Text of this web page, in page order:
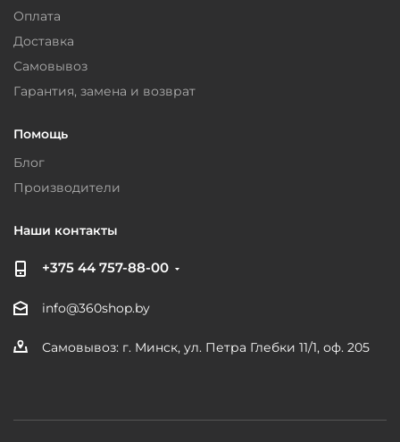
Оплата
Доставка
Самовывоз
Гарантия, замена и возврат
Помощь
Блог
Производители
Наши контакты
+375 44 757-88-00
info@360shop.by
Самовывоз: г. Минск, ул. Петра Глебки 11/1, оф. 205